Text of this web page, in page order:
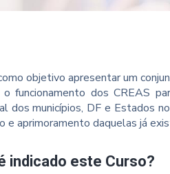
objetivo apresentar um
o funcionamento dos CREAS
dos municípios, DF e Estados
e aprimoramento daquelas já
indicado este Curso?